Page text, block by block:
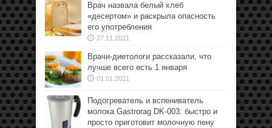
Врач назвала белый хлеб
«десертом» и раскрыла опасность
его употребления
27.11.2021
Врачи-диетологи рассказали, что
лучше всего есть 1 января
01.01.2021
Подогреватель и вспениватель
молока Gastrorag DK-003: быстро и
просто приготовит молочную пену